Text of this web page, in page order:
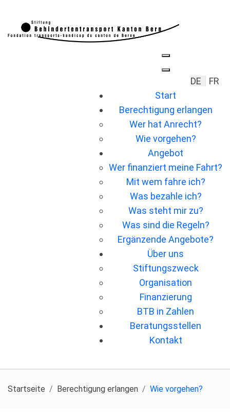
Sprache
DE
FR
Start
Berechtigung erlangen
Wer hat Anrecht?
Wie vorgehen?
Angebot
Wer ﬁnanziert meine Fahrt?
Mit wem fahre ich?
Was bezahle ich?
Was steht mir zu?
Was sind die Regeln?
Ergänzende Angebote?
Über uns
Stiftungszweck
Organisation
Finanzierung
BTB in Zahlen
Beratungsstellen
Kontakt
Startseite Berechtigung erlangen Wie vorgehen?